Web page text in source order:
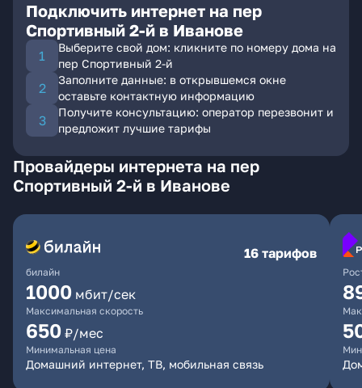
Подключить интернет на пер
Спортивный 2-й в Иванове
Выберите свой дом: кликните по номеру дома на
пер Спортивный 2-й
Заполните данные: в открывшемся окне
оставьте контактную информацию
Получите консультацию: оператор перезвонит и
предложит лучшие тарифы
Провайдеры интернета на пер
Спортивный 2-й в Иванове
билайн
16 тарифов
1000 мбит/сек
Максимальная скорость
650 ₽/мес
Минимальная цена
Домашний интернет, ТВ, мобильная связь